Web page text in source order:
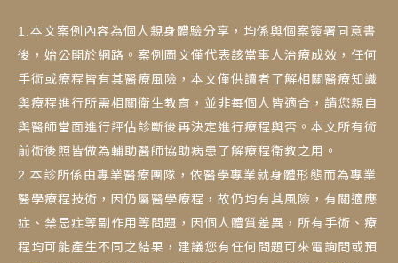
1.本文案例內容為個人親身體驗分享，均係與個案簽署同意書
後，始公開於網路。案例圖文僅代表該當事人治療成效，任何
手術或療程皆有其醫療風險，本文僅供讀者了解相關醫療知識
與療程進行所需相關衛生教育，並非每個人皆適合，請您親自
與醫師當面進行評估診斷後再決定進行療程與否。本文所有術
前術後照皆做為輔助醫師協助病患了解療程衛教之用。
2.本診所係由專業醫療團隊，依醫學專業就身體形態而為專業
醫學療程技術，因仍屬醫學療程，故仍均有其風險，有關適應
症、禁忌症等副作用等問題，因個人體質差異，所有手術、療
程均可能產生不同之結果，建議您有任何問題可來電詢問或預